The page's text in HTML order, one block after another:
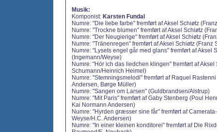
Musik:
Komponist: Karsten Fundal
Numre: "Die liebe farbe" fremført af Aksel Schiøtz
Numre: "Trockne blumen" fremført af Aksel Schiøtz
Numre: "Der Neugierige" fremført af Aksel Schiøtz
Numre: "Tränenregen" fremført af Aksel Schiøtz (Franz
Numre: "Lysets engel går med glans" fremført af Aksel
(Ingemann/Weyse)
Numre: "Hör ich das liedchen klingen" fremført af Aksel
Schumann/Heinrich Heimel)
Numre: "Stemningsmelodi" fremført af Raquel
Andersen, Børge Müller)
Numre: "Sangen om Larsen" (Guldbrandsen/Alstrup)
Numre: "Mit Paris" fremført af Gaby Stenberg (Poul
Kai Normann Andersen)
Numre: "Hyrden græsser sine får" fremført af
Weyse/H.C. Andersen)
Numre: "In einer kleinen konditorei" fremført af Die